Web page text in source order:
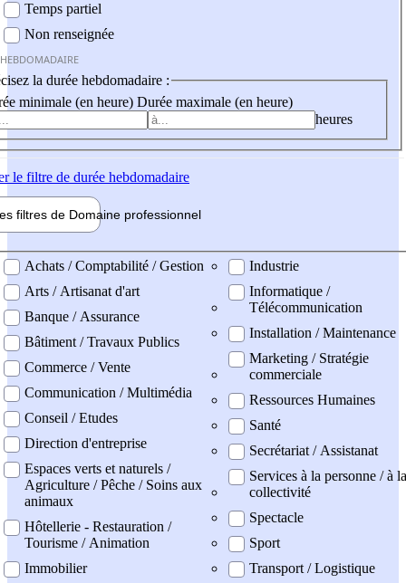
Temps partiel
Non renseignée
la durée hebdomadaire :
minimale (en heure) Durée maximale (en heure)
heures
le filtre de durée hebdomadaire
filtres de Domaine professionnel
professionel
Achats / Comptabilité / Gestion
Arts / Artisanat d'art
Banque / Assurance
Bâtiment / Travaux Publics
Commerce / Vente
Communication / Multimédia
Conseil / Etudes
Direction d'entreprise
Espaces verts et naturels /
Agriculture / Pêche / Soins aux
animaux
Hôtellerie - Restauration /
Tourisme / Animation
Immobilier
Industrie
Informatique /
Télécommunication
Installation / Maintenance
Marketing / Stratégie
commerciale
Ressources Humaines
Santé
Secrétariat / Assistanat
Services à la personne / à la
collectivité
Spectacle
Sport
Transport / Logistique